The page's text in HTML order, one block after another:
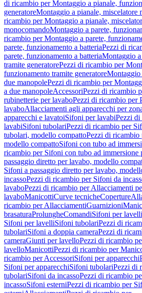
di ricambio per Montaggio a pianale,
generatoreMontaggio a pianale, miscelatore
ricambio per Montaggio a pianale,
monocomandoMontaggio a parete,
ricambio per Montaggio a parete,
parete, funzionamento a batteriaPezzi di
parete, funzionamento a batteriaMontaggio
tramite generatorePezzi di ricambio per
funzionamento tramite generatoreMontaggio
due manopolePezzi di ricambio per
a due manopoleAccessoriPezzi di ricambio
rubinetterie per lavaboPezzi di ricambio per
lavaboAllacciamenti agli apparecchi per
apparecchi e lavatoiSifoni per lavabiPezzi
lavabiSifoni tubolariPezzi di ricambio per
tubolari, modello compattoPezzi di
modello compattoSifoni con tubo ad
ricambio per Sifoni con tubo ad immersione
passaggio diretto per lavabo, modello
Sifoni a passaggio diretto per lavabo,
incassoPezzi di ricambio per Sifoni da
lavaboPezzi di ricambio per Allacciamenti
lavaboManicottiCurve tecnicheCoperture
ricambio per AllacciamentiGuarnizioni
brasaturaProlungheComandiSifoni per lavelli
Sifoni per lavelliSifoni tubolariPezzi di
tubolariSifoni a doppia cameraPezzi di
cameraGiunti per lavelloPezzi di ricambio
lavelloManicottiPezzi di ricambio per
ricambio per AccessoriSifoni per apparecchi
Sifoni per apparecchiSifoni tubolariPezzi di
tubolariSifoni da incassoPezzi di ricambio
incassoSifoni esterniPezzi di ricambio per